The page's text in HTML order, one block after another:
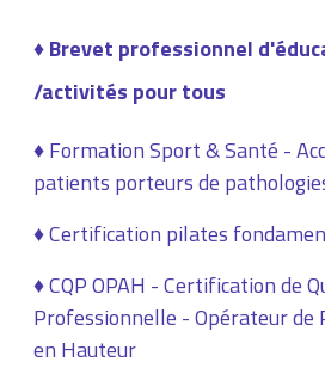
♦ Brevet professionnel
/activités pour tous
♦ Formation Sport & Santé -
patients porteurs de
♦ Certification pilates
♦ CQP OPAH - Certification de
Professionnelle - Opérateur de
en Hauteur